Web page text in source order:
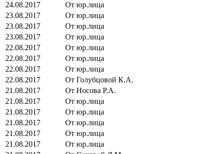
24.08.2017
От юр.лица
23.08.2017
От юр.лица
23.08.2017
От юр.лица
23.08.2017
От юр.лица
22.08.2017
От юр.лица
22.08.2017
От юр.лица
22.08.2017
От юр.лица
22.08.2017
От Голубцовой К.А.
21.08.2017
От Носова Р.А.
21.08.2017
От юр.лица
21.08.2017
От юр.лица
21.08.2017
От юр.лица
21.08.2017
От юр.лица
21.08.2017
От юр.лица